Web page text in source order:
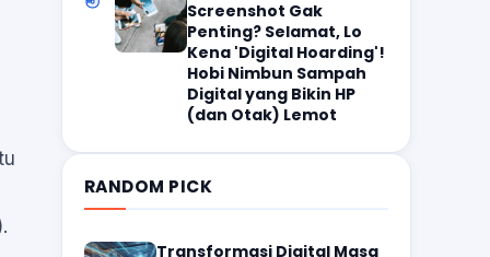
Screenshot Gak
Penting? Selamat, Lo
Kena 'Digital Hoarding'!
Hobi Nimbun Sampah
Digital yang Bikin HP
(dan Otak) Lemot
RANDOM PICK
Transformasi Digital Masa